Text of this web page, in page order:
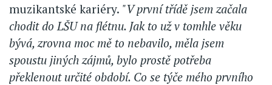
muzikantské kariéry. "V první třídě jsem začala
chodit do LŠU na flétnu. Jak to už v tomhle věku
bývá, zrovna moc mě to nebavilo, měla jsem
spoustu jiných zájmů, bylo prostě potřeba
překlenout určité období. Co se týče mého prvního